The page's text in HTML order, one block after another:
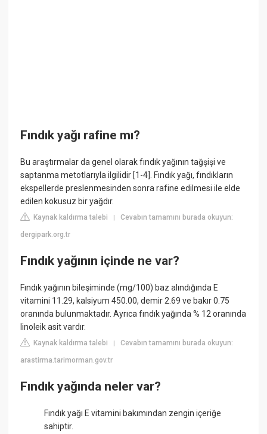
Fındık yağı rafine mı?
Bu araştırmalar da genel olarak fındık yağının tağşişi ve
saptanma metotlarıyla ilgilidir [1-4]. Fındık yağı, fındıkların
ekspellerde preslenmesinden sonra rafine edilmesi ile elde
edilen kokusuz bir yağdır.
Kaynak kaldırma talebi |Cevabın tamamını burada okuyun:
dergipark.org.tr
Fındık yağının içinde ne var?
Fındık yağının bileşiminde (mg/100) baz alındığında E
vitamini 11.29, kalsiyum 450.00, demir 2.69 ve bakır 0.75
oranında bulunmaktadır. Ayrıca fındık yağında % 12 oranında
linoleik asit vardır.
Kaynak kaldırma talebi |Cevabın tamamını burada okuyun:
arastirma.tarimorman.gov.tr
Fındık yağında neler var?
Fındık yağı E vitamini bakımından zengin içeriğe
sahiptir.